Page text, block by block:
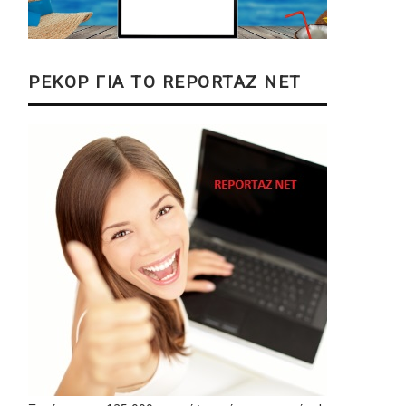
ΡΕΚΟΡ ΓΙΑ ΤΟ REPORTAZ NET